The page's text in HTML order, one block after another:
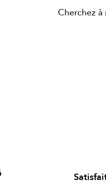
Cherchez